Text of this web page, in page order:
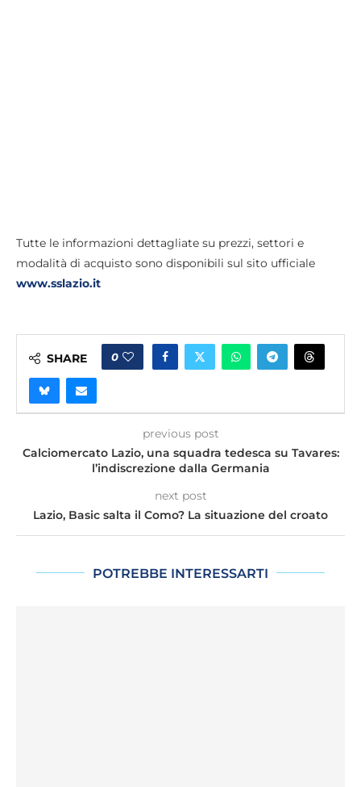
Tutte le informazioni dettagliate su prezzi, settori e
modalità di acquisto sono disponibili sul sito ufficiale
www.sslazio.it
SHARE 0
previous post
Calciomercato Lazio, una squadra tedesca su Tavares:
l’indiscrezione dalla Germania
next post
Lazio, Basic salta il Como? La situazione del croato
POTREBBE INTERESSARTI